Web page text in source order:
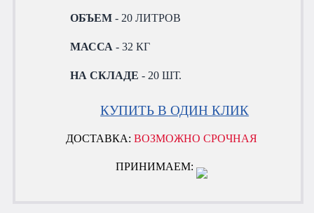
ОБЪЕМ - 20 ЛИТРОВ
МАССА - 32 КГ
НА СКЛАДЕ - 20 ШТ.
КУПИТЬ В ОДИН КЛИК
ДОСТАВКА:ВОЗМОЖНО СРОЧНАЯ
ПРИНИМАЕМ: